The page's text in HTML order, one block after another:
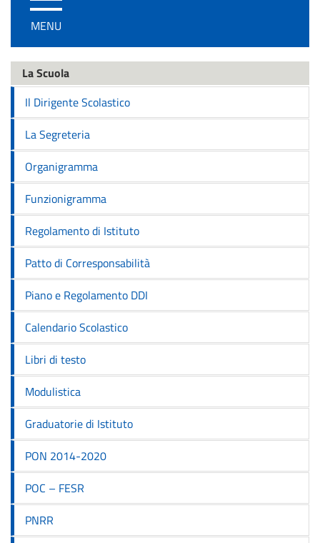
/
disattiva
navigazione
MENU
La Scuola
Il Dirigente Scolastico
La Segreteria
Organigramma
Funzionigramma
Regolamento di Istituto
Patto di Corresponsabilità
Piano e Regolamento DDI
Calendario Scolastico
Libri di testo
Modulistica
Graduatorie di Istituto
PON 2014-2020
POC – FESR
PNRR